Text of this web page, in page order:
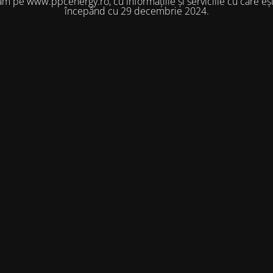
începând cu 29 decembrie 2024.